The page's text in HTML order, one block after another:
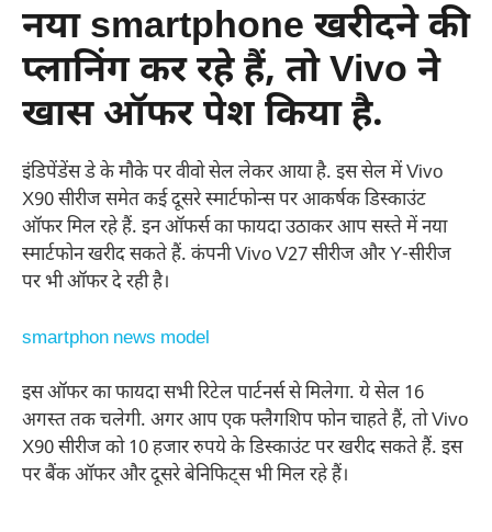
नया smartphone खरीदने की
प्लानिंग कर रहे हैं, तो Vivo ने
खास ऑफर पेश किया है.
इंडिपेंडेंस डे के मौके पर वीवो सेल लेकर आया है. इस सेल में Vivo
X90 सीरीज समेत कई दूसरे स्मार्टफोन्स पर आकर्षक डिस्काउंट
ऑफर मिल रहे हैं. इन ऑफर्स का फायदा उठाकर आप सस्ते में नया
स्मार्टफोन खरीद सकते हैं. कंपनी Vivo V27 सीरीज और Y-सीरीज
पर भी ऑफर दे रही है।
smartphon news model
इस ऑफर का फायदा सभी रिटेल पार्टनर्स से मिलेगा. ये सेल 16
अगस्त तक चलेगी. अगर आप एक फ्लैगशिप फोन चाहते हैं, तो Vivo
X90 सीरीज को 10 हजार रुपये के डिस्काउंट पर खरीद सकते हैं. इस
पर बैंक ऑफर और दूसरे बेनिफिट्स भी मिल रहे हैं।